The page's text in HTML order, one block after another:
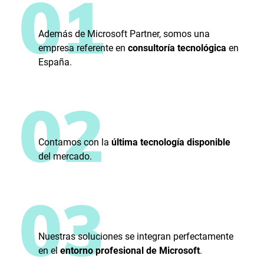
01
Además de Microsoft Partner, somos una
empresa referente en consultoría tecnológica en
España.
02
Contamos con la última tecnología disponible
del mercado.
03
Nuestras soluciones se integran perfectamente
en el entorno profesional de Microsoft.